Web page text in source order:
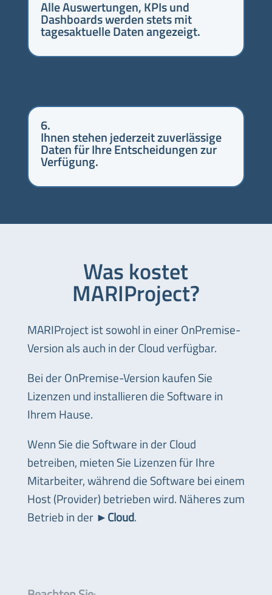
Alle Auswertungen, KPIs und
Dashboards werden stets mit
tagesaktuelle Daten angezeigt.
6.
Ihnen stehen jederzeit zuverlässige
Daten für Ihre Entscheidungen zur
Verfügung.
Was kostet
MARIProject?
MARIProject ist sowohl in einer OnPremise-
Version als auch in der Cloud verfügbar.
Bei der OnPremise-Version kaufen Sie
Lizenzen und installieren die Software in
Ihrem Hause.
Wenn Sie die Software in der Cloud
betreiben, mieten Sie Lizenzen für Ihre
Mitarbeiter, während die Software bei einem
Host (Provider) betrieben wird. Näheres zum
Betrieb in der ►Cloud.